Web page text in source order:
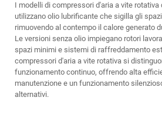
I modelli di compressori d'aria a vite rotativa
utilizzano olio lubrificante che sigilla gli
rimuovendo al contempo il calore generato
Le versioni senza olio impiegano rotori
spazi minimi e sistemi di raffreddamento
compressori d'aria a vite rotativa si
funzionamento continuo, offrendo alta
manutenzione e un funzionamento
alternativi.